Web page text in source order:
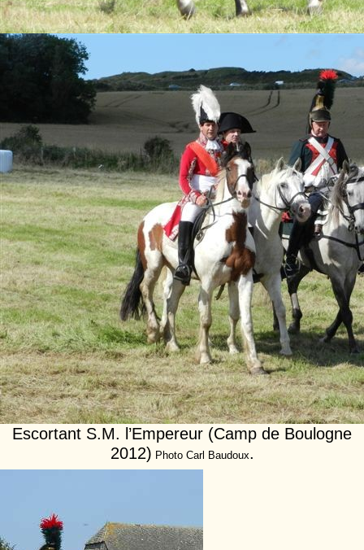
Escortant S.M. l’Empereur (Camp de Boulogne
2012) Photo Carl Baudoux.